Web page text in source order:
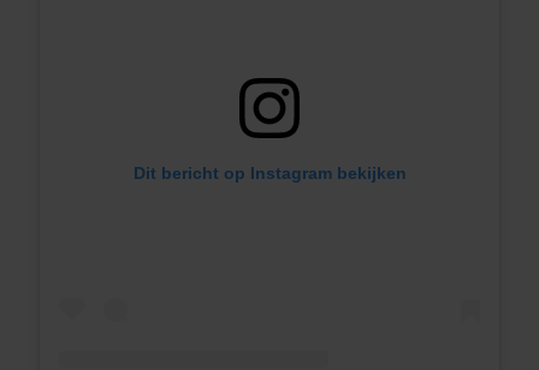
Dit bericht op Instagram bekijken